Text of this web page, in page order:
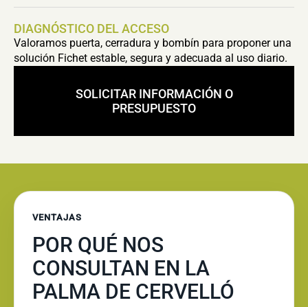
DIAGNÓSTICO DEL ACCESO
Valoramos puerta, cerradura y bombín para proponer una
solución Fichet estable, segura y adecuada al uso diario.
SOLICITAR INFORMACIÓN O
PRESUPUESTO
VENTAJAS
POR QUÉ NOS
CONSULTAN EN LA
PALMA DE CERVELLÓ